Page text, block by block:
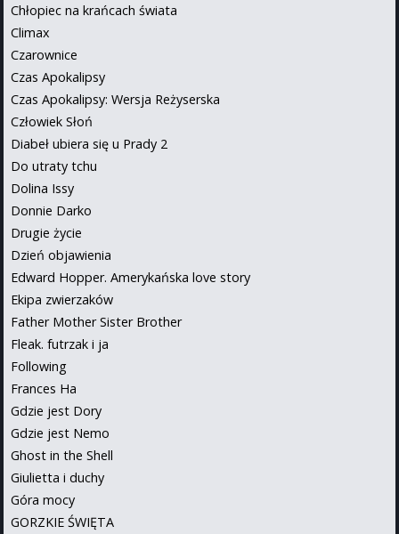
Chłopiec na krańcach świata
Climax
Czarownice
Czas Apokalipsy
Czas Apokalipsy: Wersja Reżyserska
Człowiek Słoń
Diabeł ubiera się u Prady 2
Do utraty tchu
Dolina Issy
Donnie Darko
Drugie życie
Dzień objawienia
Edward Hopper. Amerykańska love story
Ekipa zwierzaków
Father Mother Sister Brother
Fleak. futrzak i ja
Following
Frances Ha
Gdzie jest Dory
Gdzie jest Nemo
Ghost in the Shell
Giulietta i duchy
Góra mocy
GORZKIE ŚWIĘTA